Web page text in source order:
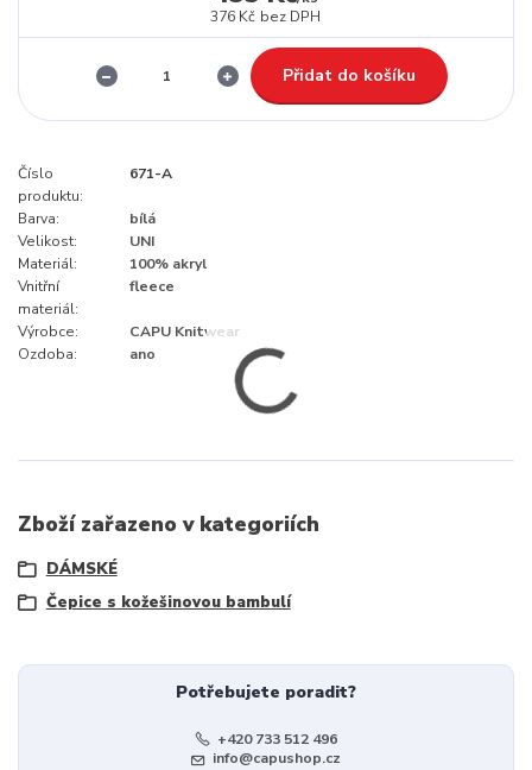
376 Kč bez DPH
Přidat do košíku
Číslo
produktu:
671-A
Barva:
bílá
Velikost:
UNI
Materiál:
100% akryl
Vnitřní
materiál:
fleece
Výrobce:
CAPU Knitwear
Ozdoba:
ano
Zboží zařazeno v kategoriích
DÁMSKÉ
Čepice s kožešinovou bambulí
Potřebujete poradit?
+420 733 512 496
info@capushop.cz